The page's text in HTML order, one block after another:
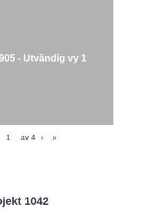
- Utvändig vy 1
av 4 › »
1042